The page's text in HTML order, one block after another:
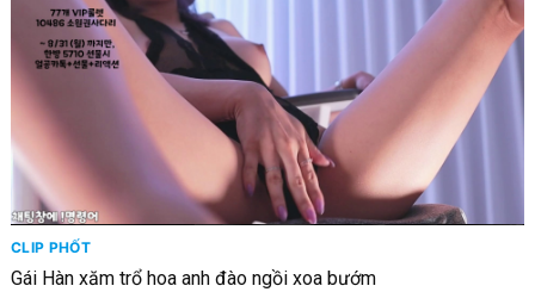
CLIP PHỐT
Gái Hàn xăm trổ hoa anh đào ngồi xoa bướm